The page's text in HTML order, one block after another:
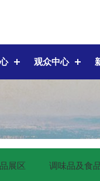
观众中心
展区 调味品及食